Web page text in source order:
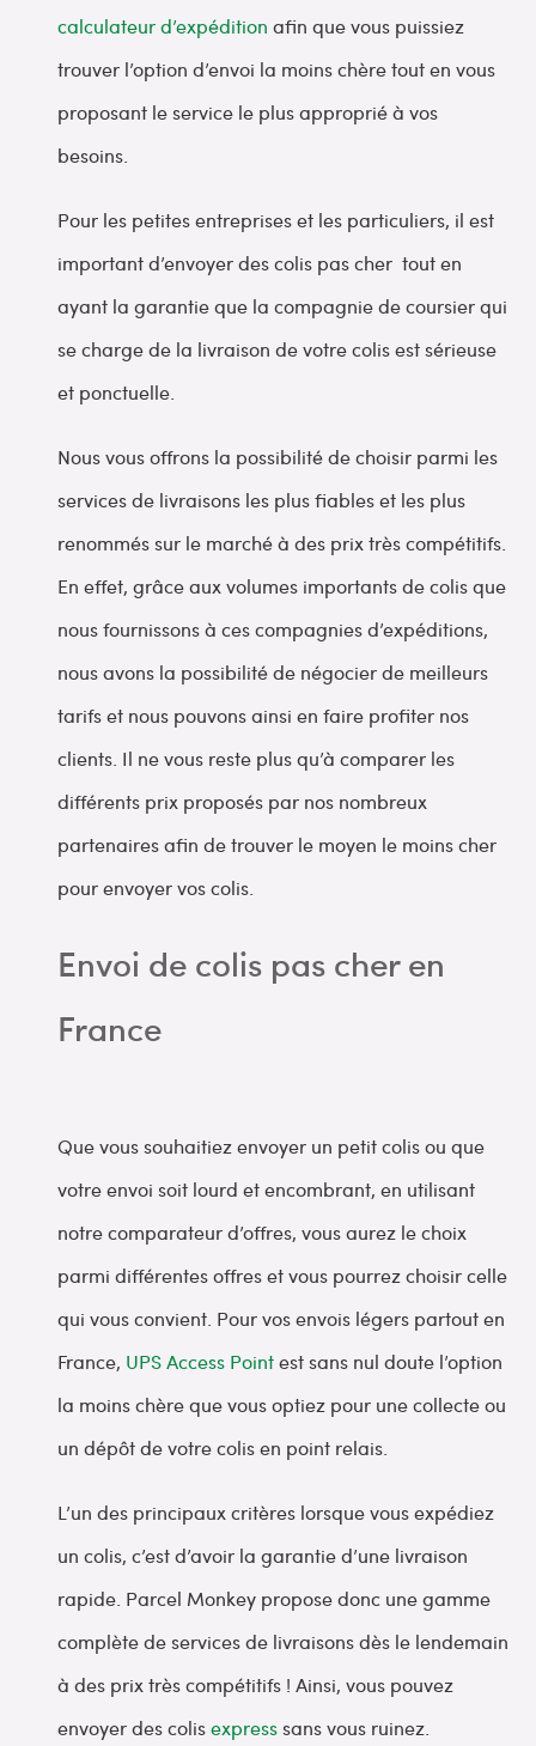
calculateur d’expédition afin que vous puissiez
trouver l’option d’envoi la moins chère tout en vous
proposant le service le plus approprié à vos
besoins.
Pour les petites entreprises et les particuliers, il est
important d’envoyer des colis pas cher tout en
ayant la garantie que la compagnie de coursier qui
se charge de la livraison de votre colis est sérieuse
et ponctuelle.
Nous vous offrons la possibilité de choisir parmi les
services de livraisons les plus fiables et les plus
renommés sur le marché à des prix très compétitifs.
En effet, grâce aux volumes importants de colis que
nous fournissons à ces compagnies d’expéditions,
nous avons la possibilité de négocier de meilleurs
tarifs et nous pouvons ainsi en faire profiter nos
clients. Il ne vous reste plus qu’à comparer les
différents prix proposés par nos nombreux
partenaires afin de trouver le moyen le moins cher
pour envoyer vos colis.
Envoi de colis pas cher en
France
Que vous souhaitiez envoyer un petit colis ou que
votre envoi soit lourd et encombrant, en utilisant
notre comparateur d’offres, vous aurez le choix
parmi différentes offres et vous pourrez choisir celle
qui vous convient. Pour vos envois légers partout en
France, UPS Access Pointest sans nul doute l’option
la moins chère que vous optiez pour une collecte ou
un dépôt de votre colis en point relais.
L’un des principaux critères lorsque vous expédiez
un colis, c’est d’avoir la garantie d’une livraison
rapide. Parcel Monkey propose donc une gamme
complète de services de livraisons dès le lendemain
à des prix très compétitifs ! Ainsi, vous pouvez
envoyer des colisexpresssans vous ruinez.